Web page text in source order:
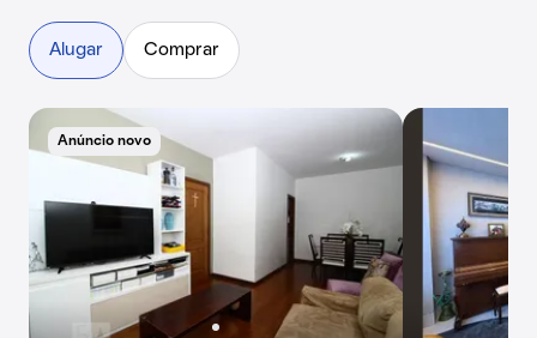
Anúncio novo
Alugar Comprar